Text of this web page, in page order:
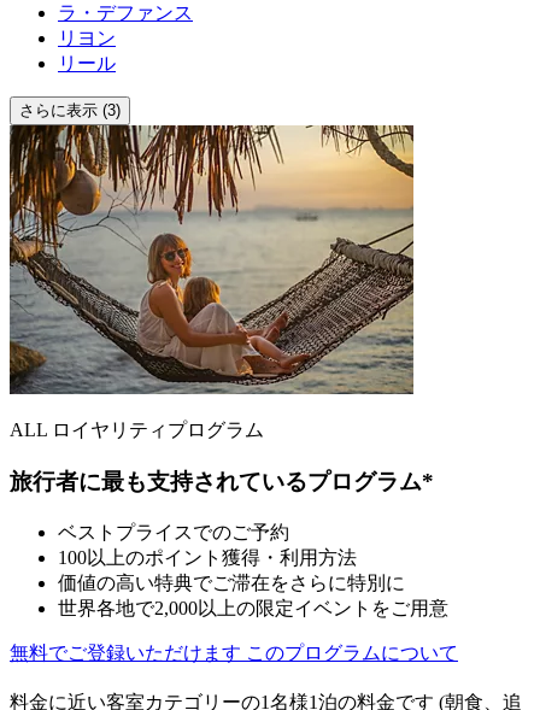
ラ・デファンス
リヨン
リール
さらに表示 (3)
ALL ロイヤリティプログラム
旅行者に最も支持されているプログラム*
ベストプライスでのご予約
100以上のポイント獲得・利用方法
価値の高い特典でご滞在をさらに特別に
世界各地で2,000以上の限定イベントをご用意
無料でご登録いただけます このプログラムについて
料金に近い客室カテゴリーの1名様1泊の料金です (朝食、追